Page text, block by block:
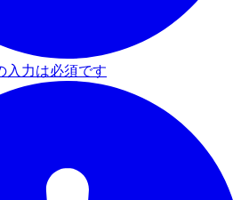
入力は必須です